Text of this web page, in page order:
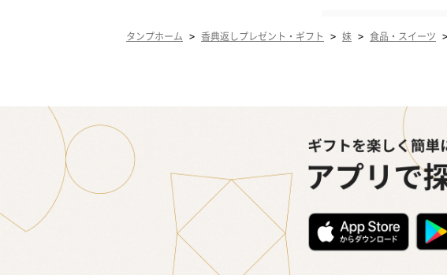
タンプホーム > 香典返しプレゼント・ギフト > 妹 > 食品・スイーツ >